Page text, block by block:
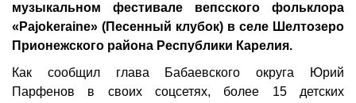
музыкальном фестивале вепсского фольклора
«Pajokeraine» (Песенный клубок) в селе Шелтозеро
Прионежского района Республики Карелия.
Как сообщил глава Бабаевского округа Юрий
Парфенов в своих соцсетях, более 15 детских